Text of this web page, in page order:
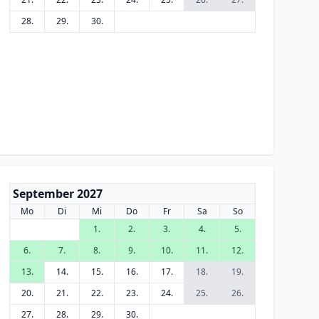
28.
29. 30.
September 2027
Mo Di Mi Do Fr Sa
So
1.
2. 3. 4.
5.
6.
7. 8. 9. 10. 11.
12.
13.
14. 15. 16. 17. 18.
19.
20.
21. 22. 23. 24. 25.
26.
27.
28. 29. 30.